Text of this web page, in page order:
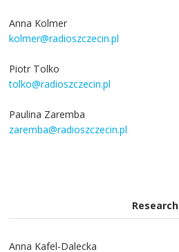
Anna Kolmer
kolmer@radioszczecin.pl
Piotr Tolko
tolko@radioszczecin.pl
Paulina Zaremba
zaremba@radioszczecin.pl
Research
Anna Kafel-Dalecka